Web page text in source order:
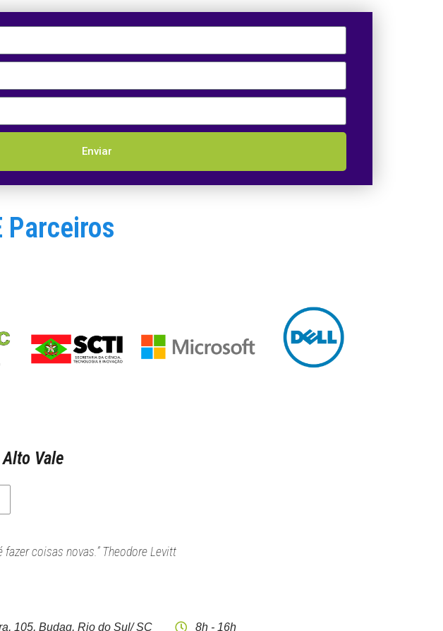
Enviar
Parceiros
Vale
coisas novas.” Theodore Levitt
105, Budag, Rio do Sul/ SC 8h - 16h